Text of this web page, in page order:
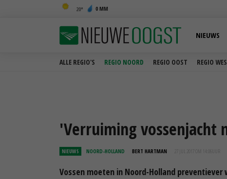
20 0 MM
ALLE REGIO'S REGIO NOORD REGIO OOST REGIO
NIEUWS
'Verruiming vossenjacht
NIEUWS NOORD-HOLLAND BERT HARTMAN 27 JUL 2017 OM 14:06
Vossen moeten in Noord-Holland